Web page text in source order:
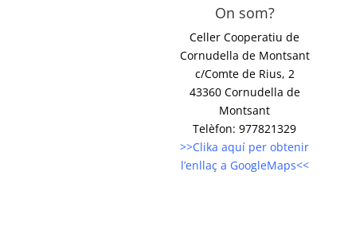
On som?
Celler Cooperatiu de
Cornudella de Montsant
c/Comte de Rius, 2
43360 Cornudella de
Montsant
Telèfon: 977821329
>>Clika aquí per obtenir
l’enllaç a GoogleMaps<<